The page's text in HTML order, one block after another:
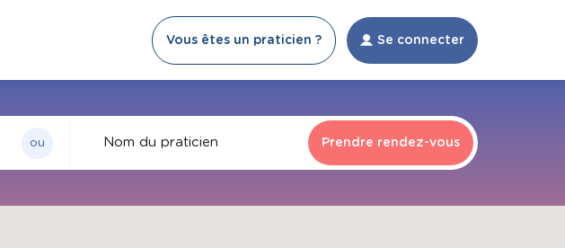
Vous êtes un praticien ? Se connecter
ou Par nom